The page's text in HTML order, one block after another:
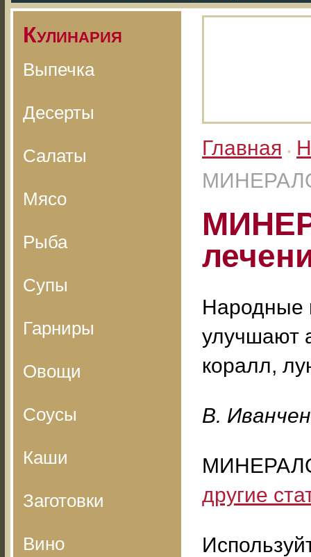
Кулинария
Выпечка
Десерты
Салаты
Мясо
Рыба
Супы
Гарниры
Овощи
Соусы
Каши
Заготовки
Вино
Главная •
Народные
улучшают
коралл,
B.
другие